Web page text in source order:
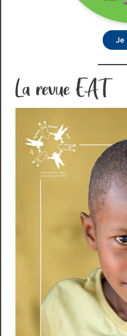
Je
La revue EAT